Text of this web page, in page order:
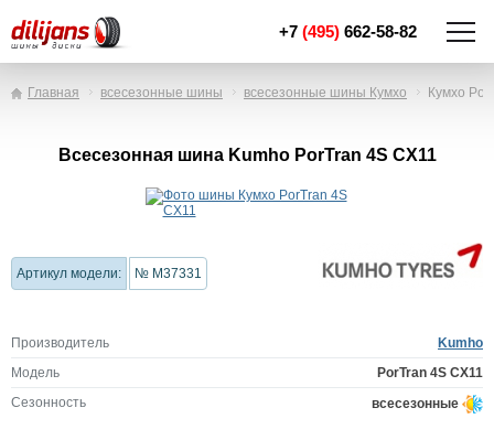
+7 (495) 662-58-82
Главная всесезонные шины всесезонные шины Кумхо Кумхо
Всесезонная шина Kumho PorTran 4S CX11
Артикул модели: № M37331
Производитель
Kumho
Модель
PorTran 4S CX11
Сезонность
всесезонные